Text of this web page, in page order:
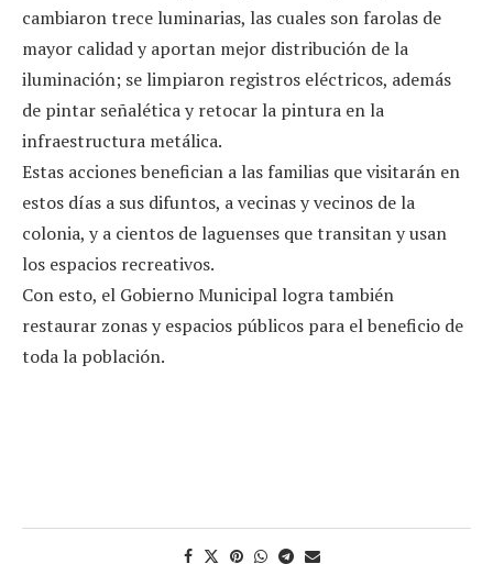
cambiaron trece luminarias, las cuales son farolas de
mayor calidad y aportan mejor distribución de la
iluminación; se limpiaron registros eléctricos, además
de pintar señalética y retocar la pintura en la
infraestructura metálica.
Estas acciones benefician a las familias que visitarán en
estos días a sus difuntos, a vecinas y vecinos de la
colonia, y a cientos de laguenses que transitan y usan
los espacios recreativos.
Con esto, el Gobierno Municipal logra también
restaurar zonas y espacios públicos para el beneficio de
toda la población.